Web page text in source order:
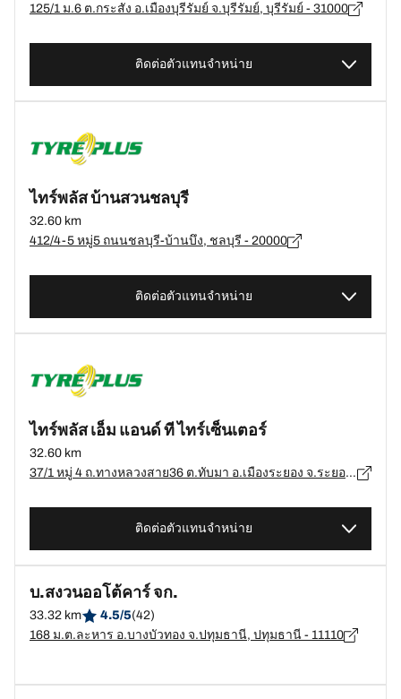
125/1 ม.6 ต.กระสัง อ.เมืองบุรีรัมย์ จ.บุรีรัมย์, บุรีรัมย์ - 31000
ติดต่อตัวแทนจำหน่าย
ไทร์พลัส บ้านสวนชลบุรี
32.60 km
412/4-5 หมู่5 ถนนชลบุรี-บ้านบึง, ชลบุรี - 20000
ติดต่อตัวแทนจำหน่าย
ไทร์พลัส เอ็ม แอนด์ ที ไทร์เซ็นเตอร์
32.60 km
37/1 หมู่ 4 ถ.ทางหลวงสาย36 ต.ทับมา อ.เมืองระยอง จ.ระยอง 21000, ระยอง - 21000
ติดต่อตัวแทนจำหน่าย
บ.สงวนออโต้คาร์ จก.
33.32 km 4.5/5(42)
168 ม.ต.ละหาร อ.บางบัวทอง จ.ปทุมธานี, ปทุมธานี - 11110